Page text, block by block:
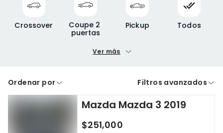
Crossover
Coupe 2
puertas
Pickup Todos
Precio máximo
A crédito De contado
Cdmx y Edo Mex Querétaro
Ver más
Ordenar por Filtros avanzados
Mazda Mazda 3 2019
$251,000